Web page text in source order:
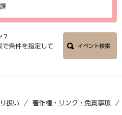
？
で条件を指定して
イベント検索
扱い
著作権・リンク・免責事項